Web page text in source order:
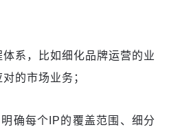
系，比如细化品牌运营的业
的市场业务；
确每个IP的覆盖范围、细分